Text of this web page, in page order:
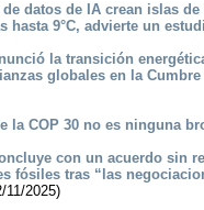
datos de IA crean islas
hasta 9°C, advierte un
la transición
globales en la
la COP 30 no es ninguna
con un acuerdo sin
fósiles tras “las
11/2025)